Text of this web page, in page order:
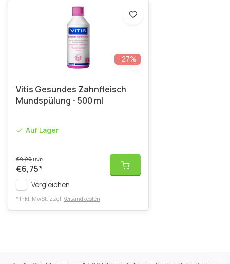
-27%
Vitis Gesundes Zahnfleisch
Mundspülung - 500 ml
Auf Lager
€9,20UVP
€6,75*
Vergleichen
* Inkl. MwSt. zzgl. Versandkosten